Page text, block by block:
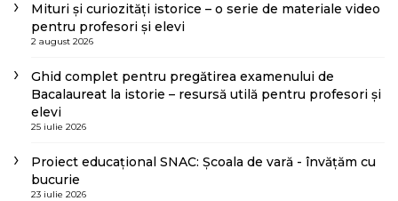
Mituri și curiozități istorice – o serie de materiale video
pentru profesori și elevi
2 august 2026
Ghid complet pentru pregătirea examenului de
Bacalaureat la istorie – resursă utilă pentru profesori și
elevi
25 iulie 2026
Proiect educațional SNAC: Școala de vară - învățăm cu
bucurie
23 iulie 2026